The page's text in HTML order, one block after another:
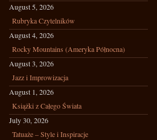
August 5, 2026
Rubryka Czytelników
August 4, 2026
Rocky Mountains (Ameryka Północna)
August 3, 2026
Jazz i Improwizacja
August 1, 2026
Książki z Całego Świata
July 30, 2026
Tatuaże – Style i Inspiracje